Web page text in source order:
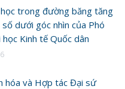
trong đường băng tăng
dưới góc nhìn của Phó
Kinh tế Quốc dân
hóa và Hợp tác Đại sứ